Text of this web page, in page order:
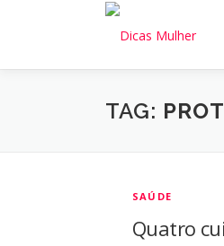
conteúdo
TAG:
SAÚDE
Quatro